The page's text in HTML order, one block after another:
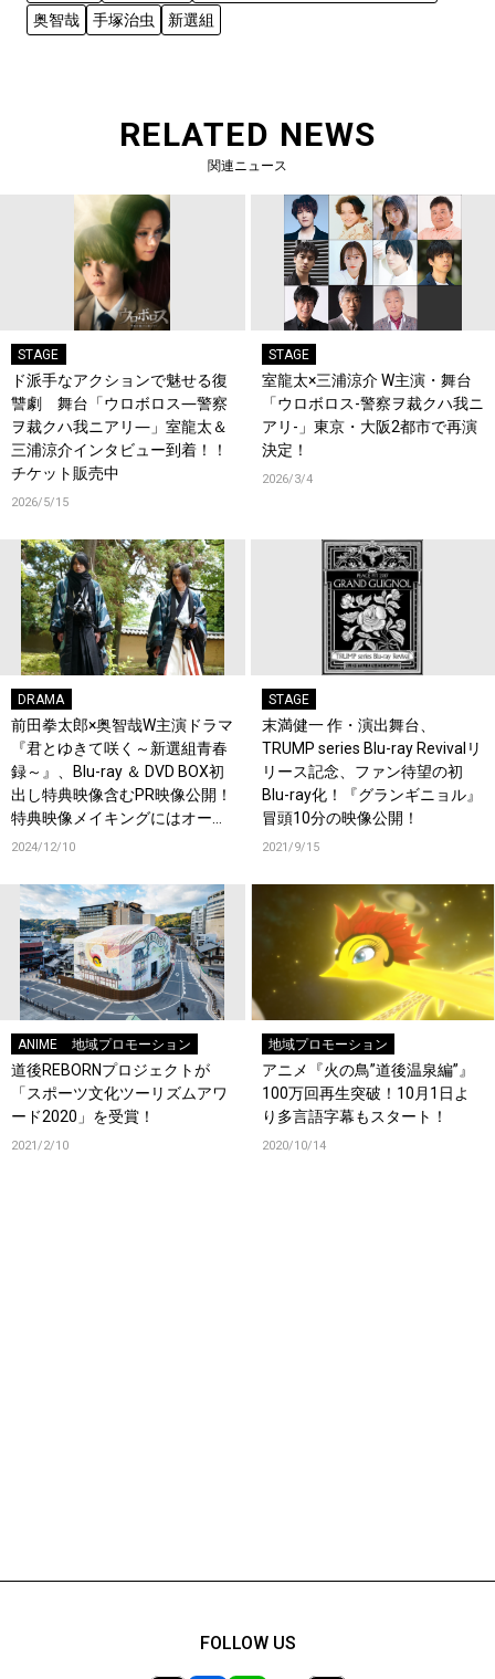
奥智哉
手塚治虫 新選組
RELATED NEWS
関連ニュース
STAGE
ド派手なアクションで魅せる復
讐劇 舞台「ウロボロス―警察
ヲ裁クハ我ニアリ―」室龍太＆
三浦涼介インタビュー到着！！
チケット販売中
2026/5/15
STAGE
室龍太×三浦涼介 W主演・舞台
「ウロボロス-警察ヲ裁クハ我ニ
アリ-」東京・大阪2都市で再演
決定！
2026/3/4
DRAMA
前田拳太郎×奥智哉W主演ドラマ
『君とゆきて咲く～新選組青春
録～』、Blu-ray ＆ DVD BOX初
出し特典映像含むPR映像公開！
特典映像メイキングにはオーデ
ィオコメンタリー付きで3時間
2024/12/10
STAGE
末満健一 作・演出舞台、
TRUMP series Blu-ray Revivalリ
リース記念、ファン待望の初
Blu-ray化！『グランギニョル』
冒頭10分の映像公開！
2021/9/15
ANIME 地域プロモーション
道後REBORNプロジェクトが
「スポーツ文化ツーリズムアワ
ード2020」を受賞！
2021/2/10
地域プロモーション
アニメ『火の鳥”道後温泉編”』
100万回再生突破！10月1日よ
り多言語字幕もスタート！
2020/10/14
FOLLOW US